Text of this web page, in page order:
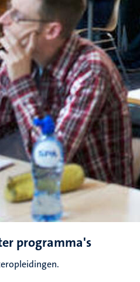
programma's